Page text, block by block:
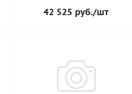
42 525 руб./шт